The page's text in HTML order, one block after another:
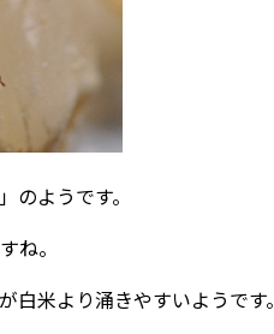
のようです。
ね。
白米より涌きやすいようです。